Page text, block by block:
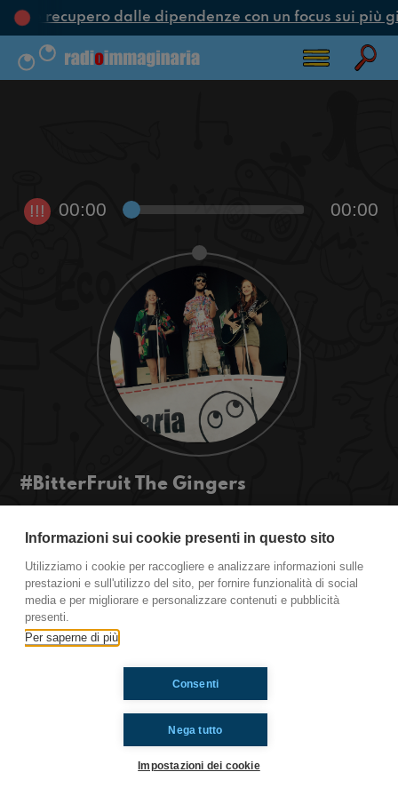
e recupero dalle dipendenze con un focus sui più
!!! 00:00 00:00
#BitterFruit The Gingers
padiglioni asiatici accompagnati dalla musica
#OkkinSu #Expo2015
Ti è piaciuto? Condividilo!
Informazioni sui cookie presenti in questo sito
Utilizziamo i cookie per raccogliere e analizzare informazioni sulle
prestazioni e sull'utilizzo del sito, per fornire funzionalità di social
media e per migliorare e personalizzare contenuti e pubblicità
presenti.
Per saperne di più
Nega tutto
Consenti
Impostazioni dei cookie